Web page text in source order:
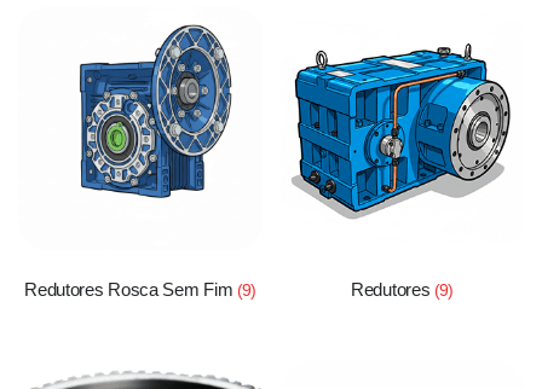
Redutores Rosca Sem Fim (9) Redutores (9)